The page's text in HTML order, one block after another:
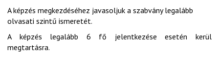
A képzés megkezdéséhez javasoljuk a szabvány legalább
olvasati szintű ismeretét.
A képzés legalább 6 fő jelentkezése esetén kerül
megtartásra.